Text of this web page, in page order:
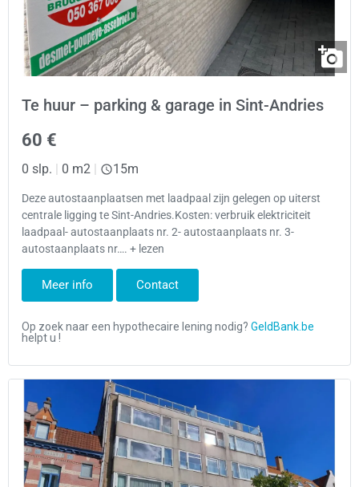
Te huur – parking & garage in Sint-Andries
60 €
0 slp. | 0 m2 | 15m
Deze autostaanplaatsen met laadpaal zijn gelegen op uiterst
centrale ligging te Sint-Andries.Kosten: verbruik elektriciteit
laadpaal- autostaanplaats nr. 2- autostaanplaats nr. 3-
autostaanplaats nr…. + lezen
Meer info Contact